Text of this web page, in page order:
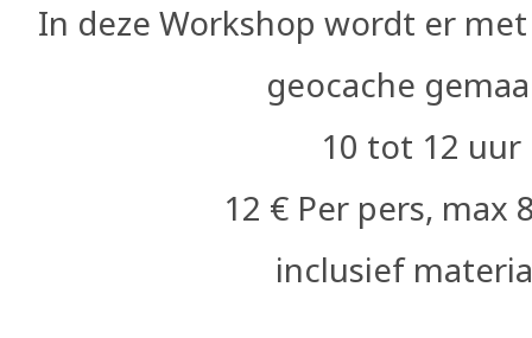
In deze Workshop wordt er
geocache
10 tot 12 uur
12 € Per pers, max
inclusief